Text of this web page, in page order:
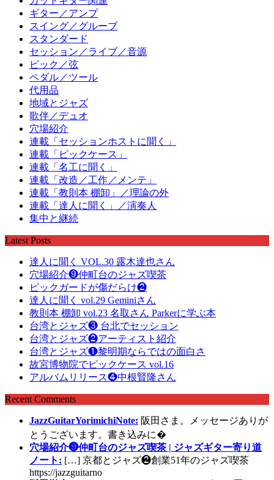
ギター／アンプ
スイング／グルーブ
スタンダード
セッション／ライブ／音源
ピック／弦
ペダル／ツール
代用品
地域とジャズ
歌伴／デュオ
穴場紹介
連載「セッションホストに聞く」
連載「ピックケース」
連載「名工に聞く」
連載「改造／工作／メンテ」
連載「教則本 棚卸」／理論の外
連載「達人に聞く」／演奏人
集中と継続
Latest Posts
達人に聞く VOL.30 露木達也さん
穴場紹介❾仲町台のジャズ喫茶
ピックガードが傷だらけ❷
達人に聞く vol.29 Geminiさん
教則本 棚卸 vol.23 名取さん Parkerに学ぶ本
台湾とジャズ❸ 台北でセッション
台湾とジャズ❷アーティスト紹介
台湾とジャズ❶黎明期ならではの面白さ
故宮博物院でピックケース vol.16
アルバムリリース❹中根賢隆さん
Recent Comments
JazzGuitarYorimichiNote: 阪田さま。メッセージありが
とうございます。書き込みに�
穴場紹介❾仲町台のジャズ喫茶 | ジャズギター寄り道
ノート: […] 京都とジャズ❷創業51年のジャズ喫茶
https://jazzguitarno